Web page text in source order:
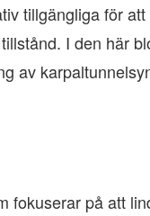
tillgängliga för
I den här
av
fokuserar på att